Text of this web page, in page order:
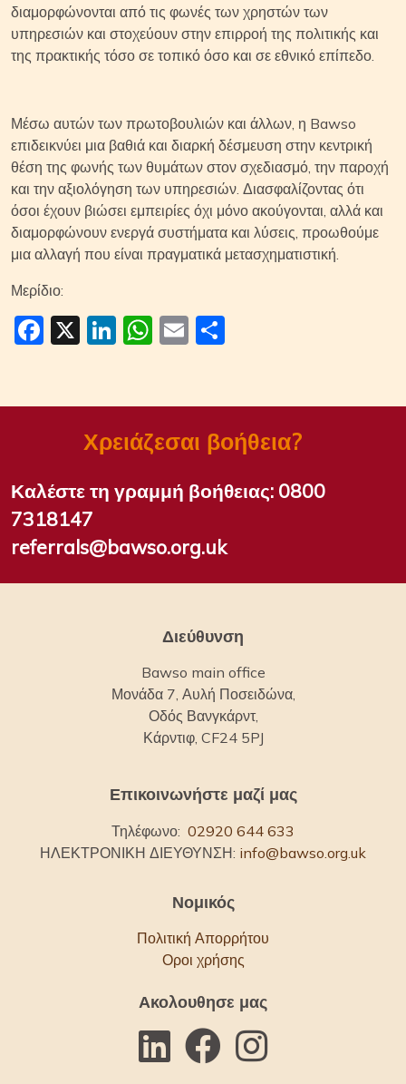
διαμορφώνονται από τις φωνές των χρηστών των
υπηρεσιών και στοχεύουν στην επιρροή της πολιτικής και
της πρακτικής τόσο σε τοπικό όσο και σε εθνικό επίπεδο.
Μέσω αυτών των πρωτοβουλιών και άλλων, η Bawso
επιδεικνύει μια βαθιά και διαρκή δέσμευση στην κεντρική
θέση της φωνής των θυμάτων στον σχεδιασμό, την παροχή
και την αξιολόγηση των υπηρεσιών. Διασφαλίζοντας ότι
όσοι έχουν βιώσει εμπειρίες όχι μόνο ακούγονται, αλλά και
διαμορφώνουν ενεργά συστήματα και λύσεις, προωθούμε
μια αλλαγή που είναι πραγματικά μετασχηματιστική.
Μερίδιο:
Facebook
X LinkedIn
WhatsApp
Email
Χρειάζεσαι βοήθεια?
Καλέστε τη γραμμή βοήθειας: 0800
7318147
referrals@bawso.org.uk
Διεύθυνση
Bawso main office
Μονάδα 7, Αυλή Ποσειδώνα,
Οδός Βανγκάρντ,
Κάρντιφ, CF24 5PJ
Επικοινωνήστε μαζί μας
Τηλέφωνο: 02920 644 633
ΗΛΕΚΤΡΟΝΙΚΗ ΔΙΕΥΘΥΝΣΗ: info@bawso.org.uk
Νομικός
Πολιτική Απορρήτου
Οροι χρήσης
Ακολουθησε μας